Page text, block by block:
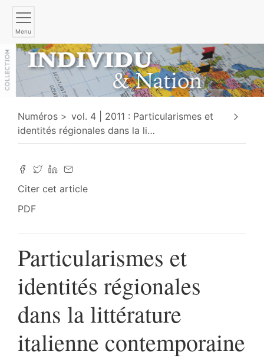
Menu
Numéros
vol. 4 | 2011 : Particularismes et
identités régionales dans la li…
Citer cet article
PDF
Particularismes et
identités régionales
dans la littérature
italienne contemporaine